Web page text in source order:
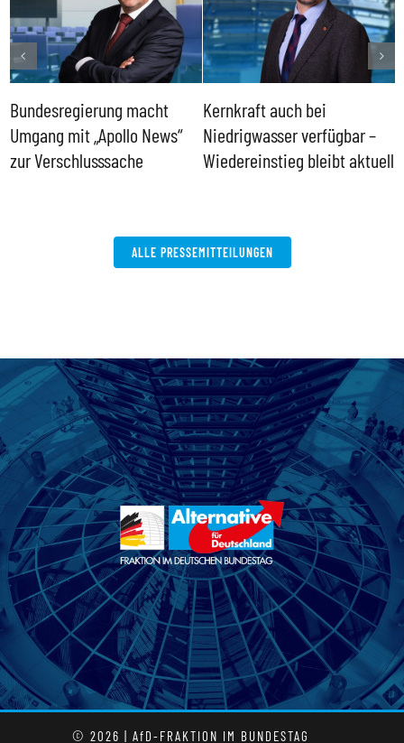
Bundesregierung macht
Umgang mit „Apollo News“
zur Verschlusssache
Kernkraft auch bei
Niedrigwasser verfügbar –
Wiedereinstieg bleibt aktuell
ALLE PRESSEMITTEILUNGEN
© 2026 | AfD-FRAKTION IM BUNDESTAG